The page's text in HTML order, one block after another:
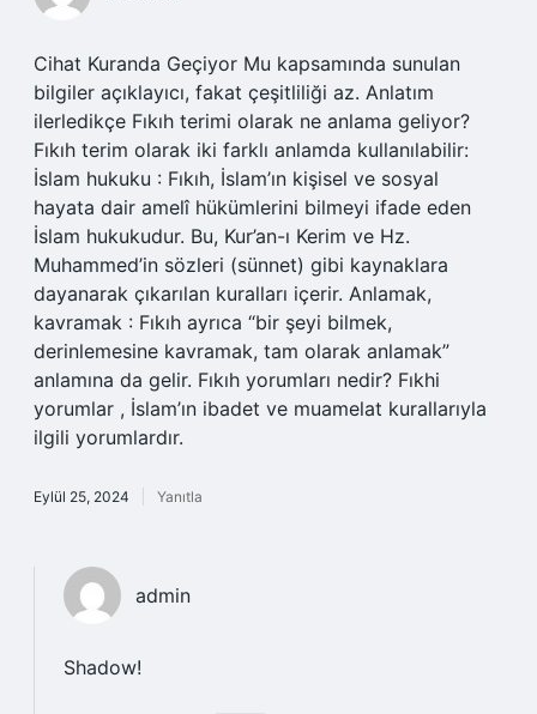
Cihat Kuranda Geçiyor Mu kapsamında sunulan
bilgiler açıklayıcı, fakat çeşitliliği az. Anlatım
ilerledikçe Fıkıh terimi olarak ne anlama geliyor?
Fıkıh terim olarak iki farklı anlamda kullanılabilir:
İslam hukuku : Fıkıh, İslam’ın kişisel ve sosyal
hayata dair amelî hükümlerini bilmeyi ifade eden
İslam hukukudur. Bu, Kur’an-ı Kerim ve Hz.
Muhammed’in sözleri (sünnet) gibi kaynaklara
dayanarak çıkarılan kuralları içerir. Anlamak,
kavramak : Fıkıh ayrıca “bir şeyi bilmek,
derinlemesine kavramak, tam olarak anlamak”
anlamına da gelir. Fıkıh yorumları nedir? Fıkhi
yorumlar , İslam’ın ibadet ve muamelat kurallarıyla
ilgili yorumlardır.
Eylül 25, 2024 Yanıtla
admin
Shadow!